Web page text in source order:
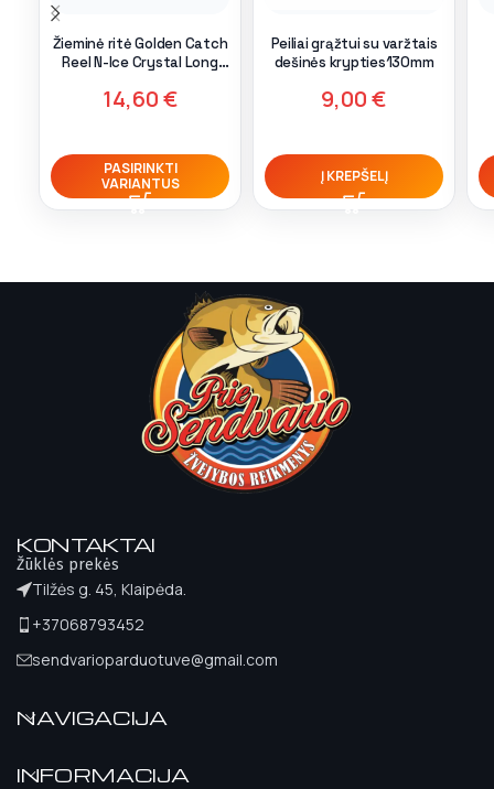
Žieminė ritė Golden Catch
Reel N-Ice Crystal Long
14,60€
PASIRINKTI
VARIANTUS
Peiliai grąžtui su varžtais
dešinės krypties130mm
9,00€
Į KREPŠELĮ
KONTAKTAI
Žūklės prekės
Tilžės g. 45, Klaipėda.
+37068793452
sendvarioparduotuve@gmail.com
NAVIGACIJA
INFORMACIJA